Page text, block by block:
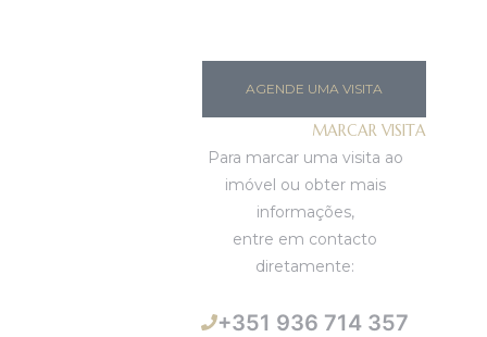
AGENDE UMA VISITA
MARCAR VISITA
Para marcar uma visita ao
imóvel ou obter mais
informações,
entre em contacto
diretamente:
+351 936 714 357